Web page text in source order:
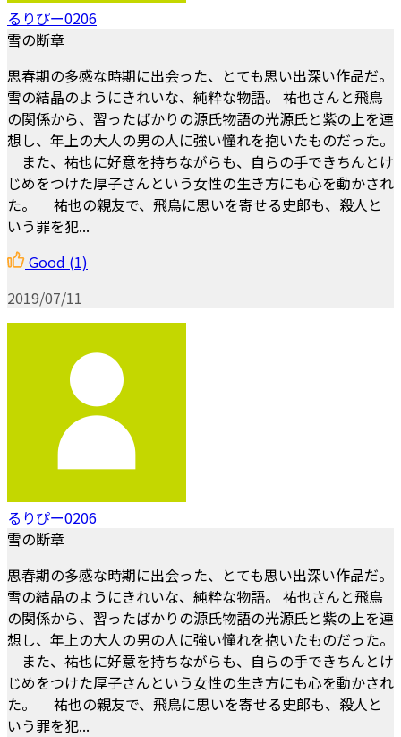
るりぴー0206
雪の断章
思春期の多感な時期に出会った、とても思い出深い作品だ。
雪の結晶のようにきれいな、純粋な物語。 祐也さんと飛鳥
の関係から、習ったばかりの源氏物語の光源氏と紫の上を連
想し、年上の大人の男の人に強い憧れを抱いたものだった。
また、祐也に好意を持ちながらも、自らの手できちんとけ
じめをつけた厚子さんという女性の生き方にも心を動かされ
た。 祐也の親友で、飛鳥に思いを寄せる史郎も、殺人と
いう罪を犯...
Good (1)
2019/07/11
るりぴー0206
雪の断章
思春期の多感な時期に出会った、とても思い出深い作品だ。
雪の結晶のようにきれいな、純粋な物語。 祐也さんと飛鳥
の関係から、習ったばかりの源氏物語の光源氏と紫の上を連
想し、年上の大人の男の人に強い憧れを抱いたものだった。
また、祐也に好意を持ちながらも、自らの手できちんとけ
じめをつけた厚子さんという女性の生き方にも心を動かされ
た。 祐也の親友で、飛鳥に思いを寄せる史郎も、殺人と
いう罪を犯...